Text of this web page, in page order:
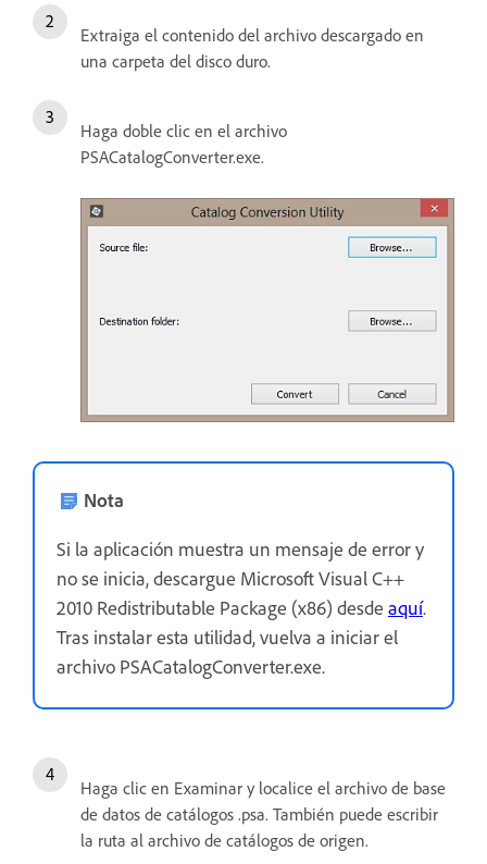
Extraiga el contenido del archivo descargado en
una carpeta del disco duro.
Haga doble clic en el archivo
PSACatalogConverter.exe.
Nota
Si la aplicación muestra un mensaje de error y
no se inicia, descargue Microsoft Visual C++
2010 Redistributable Package (x86) desde aquí.
Tras instalar esta utilidad, vuelva a iniciar el
archivo PSACatalogConverter.exe.
Haga clic en Examinar y localice el archivo de base
de datos de catálogos .psa. También puede escribir
la ruta al archivo de catálogos de origen.